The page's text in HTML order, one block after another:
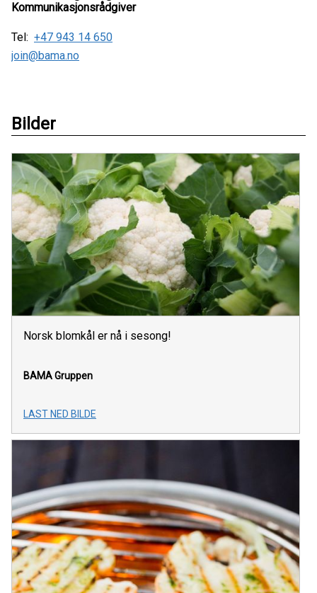
Kommunikasjonsrådgiver
Tel: +47 943 14 650
join@bama.no
Bilder
Norsk blomkål er nå i sesong!
BAMA Gruppen
LAST NED BILDE